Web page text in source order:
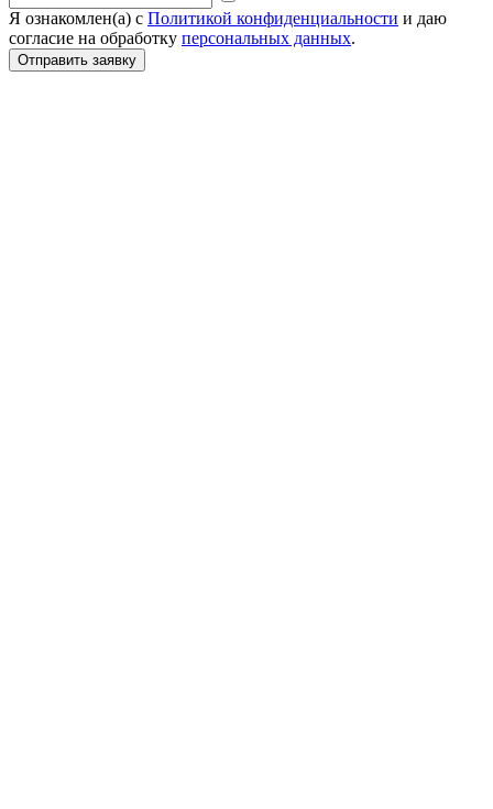
Я ознакомлен(а) с Политикой конфиденциальности и даю
согласие на обработку персональных данных.